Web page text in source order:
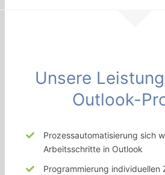
Unsere
Outlook-
Prozessautomatisierung sich
Arbeitsschritte in Outlook
Programmierung individuellen